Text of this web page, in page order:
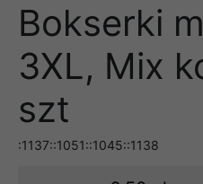
Bokserki
3XL, Mix
szt
:1137::1051::1045::1138